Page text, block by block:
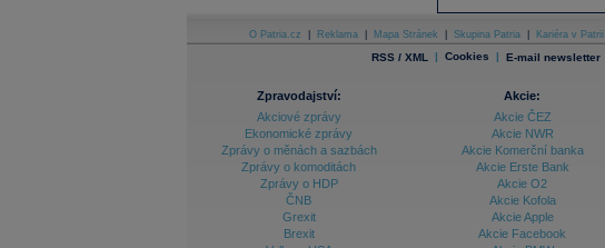
O Patria.cz Reklama Mapa Stránek Skupina Patria Kariéra v Patrii
RSS / XML | Cookies | E-mail newsletter
Zpravodajství:
Akciové zprávy
Ekonomické zprávy
Zprávy o měnách a sazbách
Zprávy o komoditách
Zprávy o HDP
ČNB
Grexit
Brexit
Akcie:
Akcie ČEZ
Akcie NWR
Akcie Komerční banka
Akcie Erste Bank
Akcie O2
Akcie Kofola
Akcie Apple
Akcie Facebook